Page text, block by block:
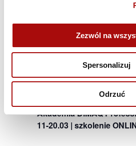
Zezwól na
Spersonalizuj
Odrzuć
E-commerce | 04-08.03 |
8 marca
PON.
11
Akademia DIMAQ Basic |
szkolenie ONLINE
11 marca 2024 @ 09:45-20 marca
11
Akademia DIMAQ
11-20.03 | szkolenie
11 marca 2024 @ 09:45-20 marca